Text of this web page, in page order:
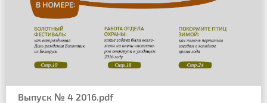
Выпуск № 4 2016.pdf